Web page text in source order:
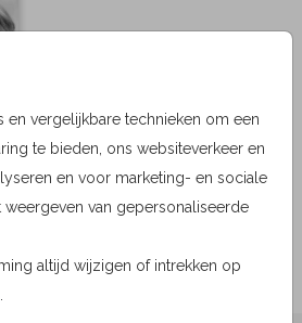
en vergelijkbare technieken om een
te bieden, ons websiteverkeer en
en voor marketing- en sociale
van gepersonaliseerde
altijd wijzigen of intrekken op